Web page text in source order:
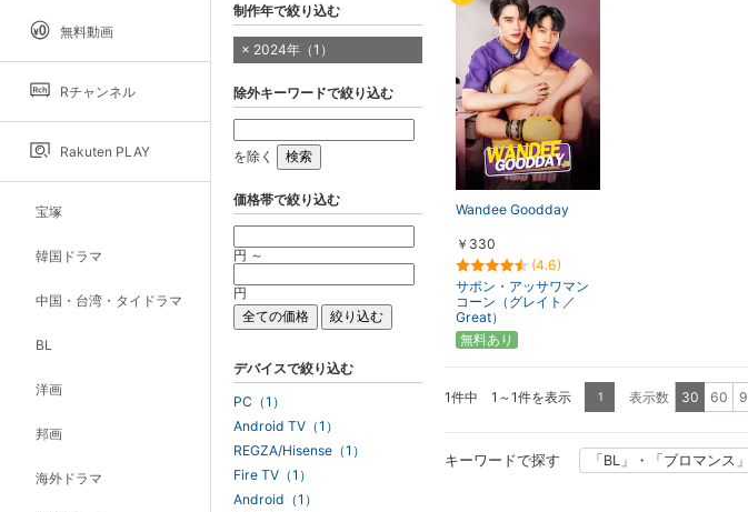
無料動画
Rチャンネル
Rakuten PLAY
宝塚
韓国ドラマ
中国・台湾・タイドラマ
BL
洋画
邦画
海外ドラマ
Wandee Goodday
￥330
(4.6)
サポン・アッサワマン
コーン（グレイト／
Great）
無料あり
1件中 1～1件を表示 1 表示数 30 60
キーワードで探す 「BL」・「ブロマンス
制作年で絞り込む
2024年（1）
除外キーワードで絞り込む
を除く
価格帯で絞り込む
円 ～
円
デバイスで絞り込む
PC（1）
Android TV（1）
REGZA/Hisense（1）
Fire TV（1）
Android（1）